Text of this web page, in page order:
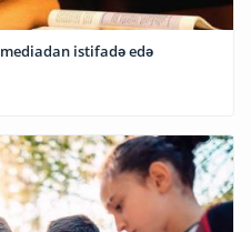
istifadə edə